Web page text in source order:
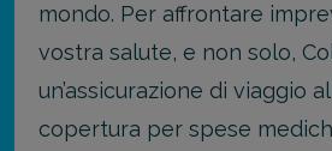
mondo. Per affrontare
vostra salute, e non solo,
un’assicurazione di viaggio
copertura per spese